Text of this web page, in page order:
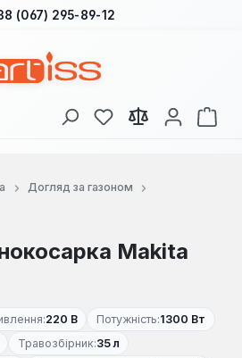
вмісту
(067) 295-89-12
У вас є 0 у списку
Догляд за газоном
Makita
220 В Потужність:1300 Вт
Травозбірник:35 л